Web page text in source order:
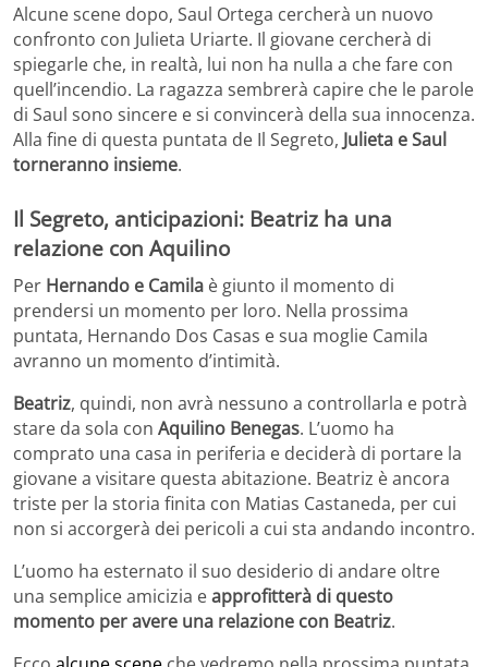
Alcune scene dopo, Saul Ortega cercherà un nuovo
confronto con Julieta Uriarte. Il giovane cercherà di
spiegarle che, in realtà, lui non ha nulla a che fare con
quell’incendio. La ragazza sembrerà capire che le parole
di Saul sono sincere e si convincerà della sua innocenza.
Alla fine di questa puntata de Il Segreto, Julieta e Saul
torneranno insieme.
Il Segreto, anticipazioni: Beatriz ha una
relazione con Aquilino
Per Hernando e Camila è giunto il momento di
prendersi un momento per loro. Nella prossima
puntata, Hernando Dos Casas e sua moglie Camila
avranno un momento d’intimità.
Beatriz, quindi, non avrà nessuno a controllarla e potrà
stare da sola con Aquilino Benegas. L’uomo ha
comprato una casa in periferia e deciderà di portare la
giovane a visitare questa abitazione. Beatriz è ancora
triste per la storia finita con Matias Castaneda, per cui
non si accorgerà dei pericoli a cui sta andando incontro.
L’uomo ha esternato il suo desiderio di andare oltre
una semplice amicizia eapprofitterà di questo
momento per avere una relazione con Beatriz.